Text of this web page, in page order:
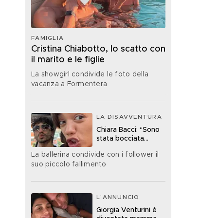
FAMIGLIA
Cristina Chiabotto, lo scatto con
il marito e le figlie
La showgirl condivide le foto della
vacanza a Formentera
LA DISAVVENTURA
Chiara Bacci: “Sono
stata bocciata
patente”
La ballerina condivide con i follower il
suo piccolo fallimento
L'ANNUNCIO
Giorgia Venturini è